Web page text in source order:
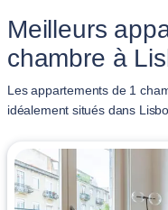
Meilleurs
chambre à
Les appartements de 1
idéalement situés dans